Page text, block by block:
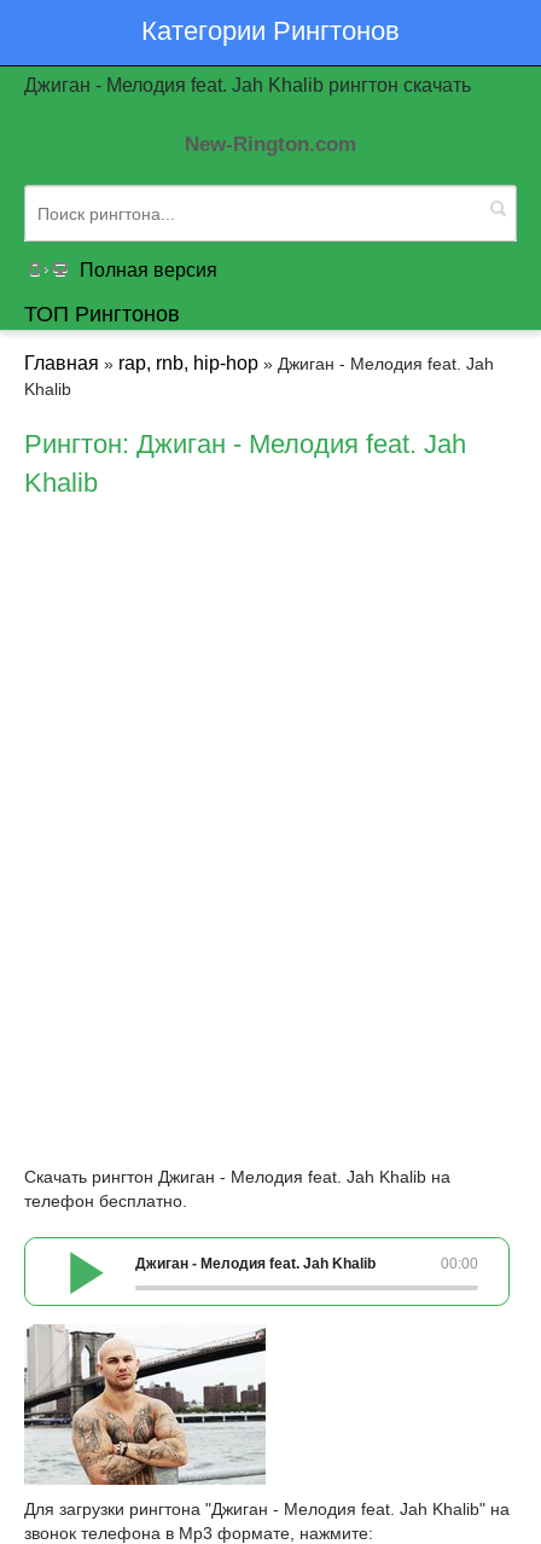
Категории Рингтонов
Джиган - Мелодия feat. Jah Khalib рингтон скачать
New-Rington.com
Полная версия
ТОП Рингтонов
Главная » rap, rnb, hip-hop » Джиган - Мелодия feat. Jah
Khalib
Рингтон: Джиган - Мелодия feat. Jah
Khalib
Скачать рингтон Джиган - Мелодия feat. Jah Khalib на
телефон бесплатно.
00:00
Джиган - Мелодия feat. Jah Khalib
Для загрузки рингтона "Джиган - Мелодия feat. Jah Khalib" на
звонок телефона в Mp3 формате, нажмите: